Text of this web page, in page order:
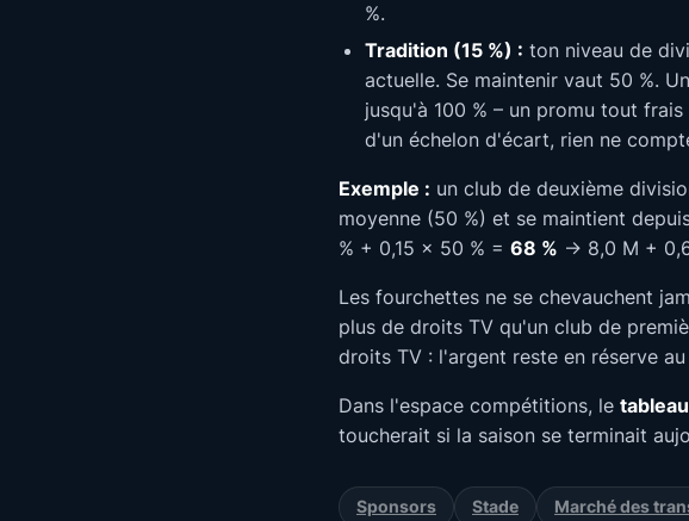
%.
Tradition (15 %) : ton niveau de
actuelle. Se maintenir vaut 50 %.
jusqu'à 100 % – un promu tout
d'un échelon d'écart, rien ne
Exemple : un club de deuxième
moyenne (50 %) et se maintient
% + 0,15 × 50 % = 68 % → 8,0 M +
Les fourchettes ne se chevauchent
plus de droits TV qu'un club de
droits TV : l'argent reste en réserve
Dans l'espace compétitions, le
toucherait si la saison se terminait
Sponsors Stade Marché des